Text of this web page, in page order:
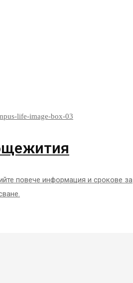
повече информация и срокове за